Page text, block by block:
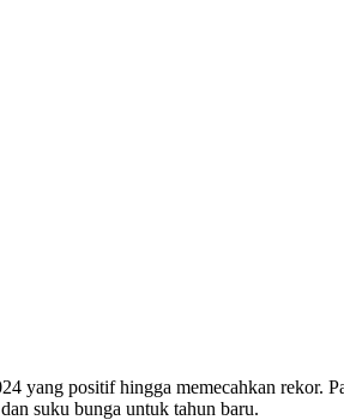
yang positif hingga memecahkan rekor.
suku bunga untuk tahun baru.